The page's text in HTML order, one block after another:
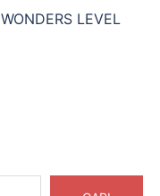
LEVEL